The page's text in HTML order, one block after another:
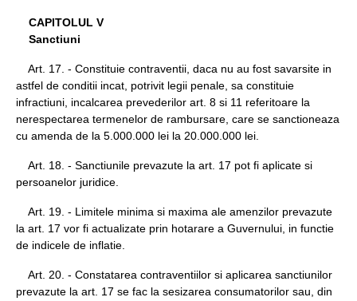
CAPITOLUL V
Sanctiuni
Art. 17. - Constituie contraventii, daca nu au fost savarsite in
astfel de conditii incat, potrivit legii penale, sa constituie
infractiuni, incalcarea prevederilor art. 8 si 11 referitoare la
nerespectarea termenelor de rambursare, care se sanctioneaza
cu amenda de la 5.000.000 lei la 20.000.000 lei.
Art. 18. - Sanctiunile prevazute la art. 17 pot fi aplicate si
persoanelor juridice.
Art. 19. - Limitele minima si maxima ale amenzilor prevazute
la art. 17 vor fi actualizate prin hotarare a Guvernului, in functie
de indicele de inflatie.
Art. 20. - Constatarea contraventiilor si aplicarea sanctiunilor
prevazute la art. 17 se fac la sesizarea consumatorilor sau, din